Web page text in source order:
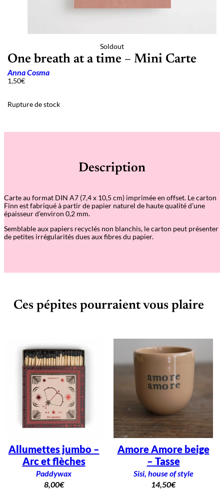
Soldout
One breath at a time – Mini Carte
Anna Cosma
1,50€
Rupture de stock
Description
Carte au format DIN A7 (7,4 x 10,5 cm) imprimée en offset. Le carton
Finn est fabriqué à partir de papier naturel de haute qualité d’une
épaisseur d’environ 0,2 mm.
Semblable aux papiers recyclés non blanchis, le carton peut présenter
de petites irrégularités dues aux fibres du papier.
Ces pépites pourraient vous plaire
Allumettes jumbo –
Arc et flèches
Paddywax
8,00€
Amore Amore beige
– Tasse
Sisi, house of style
14,50€